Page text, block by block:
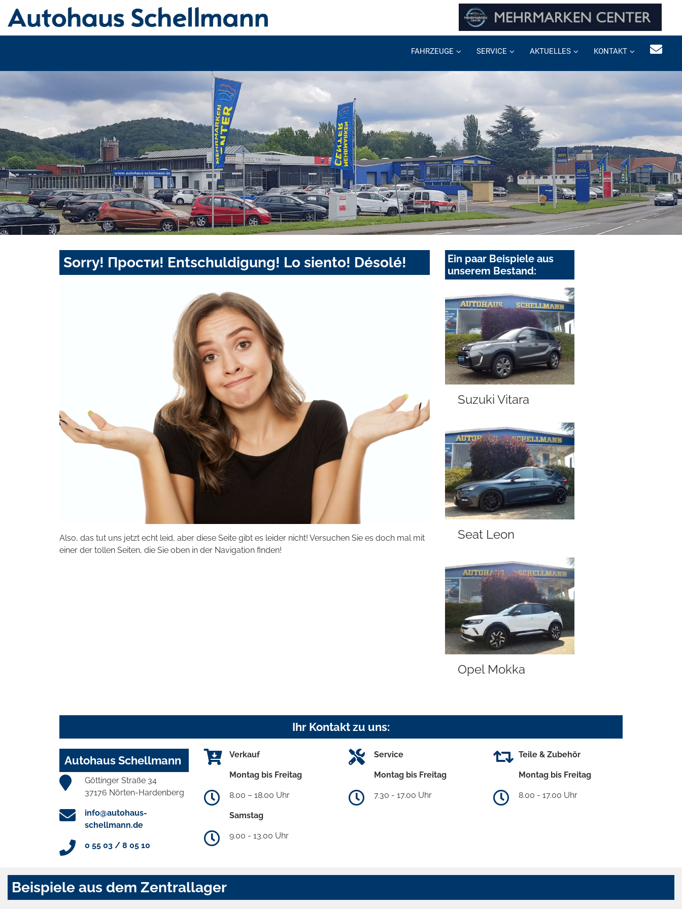
FAHRZEUGE SERVICE AKTUELLES KONTAKT
Sorry! Прости! Entschuldigung! Lo siento! Désolé!
Also, das tut uns jetzt echt leid, aber diese Seite gibt es leider nicht! Versuchen Sie es doch mal mit
einer der tollen Seiten, die Sie oben in der Navigation finden!
Ein paar Beispiele aus
unserem Bestand:
Suzuki Vitara
Seat Leon
Opel Mokka
Ihr Kontakt zu uns:
Autohaus Schellmann
Göttinger Straße 34
37176 Nörten-Hardenberg
info@autohaus-
schellmann.de
0 55 03 / 8 05 10
Verkauf
Montag bis Freitag
8.00 – 18.00 Uhr
Samstag
9.00 - 13.00 Uhr
Service
Montag bis Freitag
7.30 - 17.00 Uhr
Teile & Zubehör
Montag bis Freitag
8.00 - 17.00 Uhr
Beispiele aus dem Zentrallager